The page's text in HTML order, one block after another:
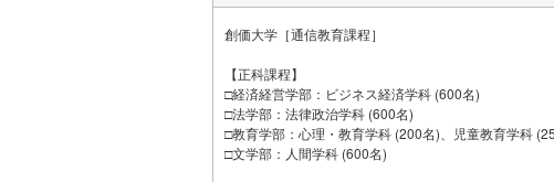
創価大学［通信教育課程］
【正科課程】
□経済経営学部：ビジネス経済学科 (600名)
□法学部：法律政治学科 (600名)
□教育学部：心理・教育学科 (200名)、児童教育学科
□文学部：人間学科 (600名)